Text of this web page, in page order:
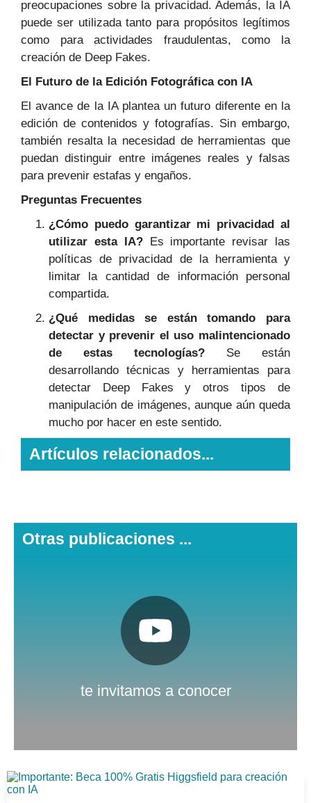
preocupaciones sobre la privacidad. Además, la IA
puede ser utilizada tanto para propósitos legítimos
como para actividades fraudulentas, como la
creación de Deep Fakes.
El Futuro de la Edición Fotográfica con IA
El avance de la IA plantea un futuro diferente en la
edición de contenidos y fotografías. Sin embargo,
también resalta la necesidad de herramientas que
puedan distinguir entre imágenes reales y falsas
para prevenir estafas y engaños.
Preguntas Frecuentes
¿Cómo puedo garantizar mi privacidad al
utilizar esta IA?Es importante revisar las
políticas de privacidad de la herramienta y
limitar la cantidad de información personal
compartida.
¿Qué medidas se están tomando para
detectar y prevenir el uso malintencionado
de estas tecnologías? Se están
desarrollando técnicas y herramientas para
detectar Deep Fakes y otros tipos de
manipulación de imágenes, aunque aún queda
mucho por hacer en este sentido.
Artículos relacionados...
Otras publicaciones ...
te invitamos a conocer
Pulsa aquí